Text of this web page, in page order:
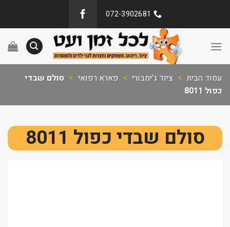
072-3902681
עמוד הבית > ציוד ג'ימבורי > פארא רפואי > סולם שבדי
כפול 8011
סולם שבדי כפול 8011